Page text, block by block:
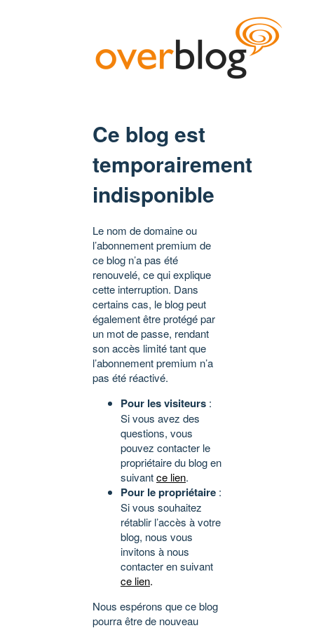
Ce blog est
temporairement
indisponible
Le nom de domaine ou
l’abonnement premium de
ce blog n’a pas été
renouvelé, ce qui explique
cette interruption. Dans
certains cas, le blog peut
également être protégé par
un mot de passe, rendant
son accès limité tant que
l’abonnement premium n’a
pas été réactivé.
Pour les visiteurs :
Si vous avez des
questions, vous
pouvez contacter le
propriétaire du blog en
suivantce lien.
Pour le propriétaire :
Si vous souhaitez
rétablir l’accès à votre
blog, nous vous
invitons à nous
contacter en suivant
ce lien.
Nous espérons que ce blog
pourra être de nouveau